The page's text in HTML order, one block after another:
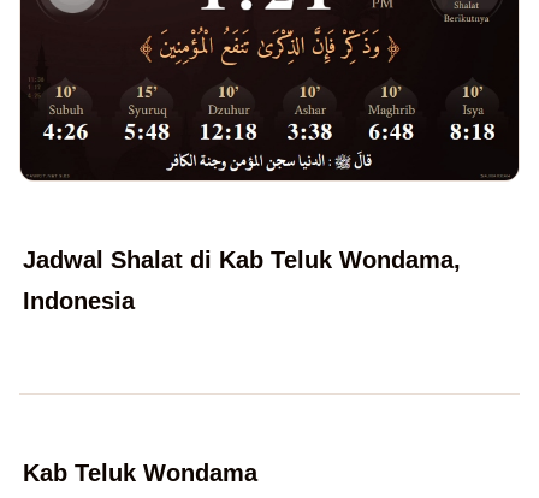
Jadwal Shalat di Kab Teluk Wondama,
Indonesia
Kab Teluk Wondama